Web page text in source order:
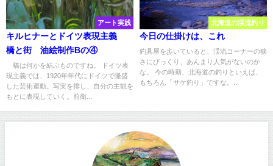
アート実践
キルヒナーとドイツ表現主義
橋と街 油絵制作Bの④
橋は何かを結ぶものですね。 ドイツ表
現主義では、1920年年代にドイツで隆盛
した芸術運動。写実を排し、自分の主観を
もとに表現していく。前衛...
北海道の渓流釣り
今日の仕掛けは、これ
釣具屋を歩いていると、渓流コーナーの狭
さにびっくり、あんまり人気がないのか
な。 今の時期、北海道の釣りといえば、
もちろん「サケ釣り」ですな。...